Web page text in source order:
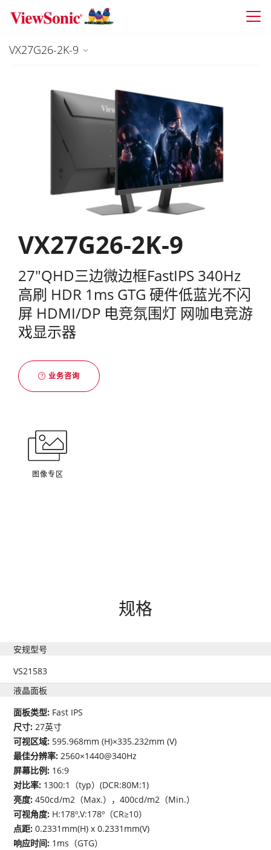
Skip to main content
VX27G26-2K-9
VX27G26-2K-9
27"QHD三边微边框FastIPS 340Hz
高刷 HDR 1ms GTG 硬件低蓝光不闪
屏 HDMI/DP 电竞氛围灯 网咖电竞游
戏显示器
业务咨询
图像专区
规格
安规型号
VS21583
液晶面板
面板类型: Fast IPS
尺寸:27英寸
可视区域: 595.968mm (H)×335.232mm (V)
最佳分辨率:2560×1440@340Hz
屏幕比例: 16:9
对比率: 1300:1（typ）(DCR:80M:1)
亮度:450cd/m2（Max.），400cd/m2（Min.）
可视角度: H:178º,V:178º（CR≥10）
点距:0.2331mm(H) x 0.2331mm(V)
响应时间: 1ms（GTG）